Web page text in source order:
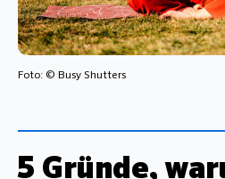
Foto: © Busy Shutters
5 Gründe,